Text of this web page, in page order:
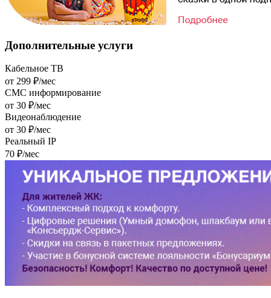
Дополнительные услуги
Кабельное ТВ
от 299 ₽/мес
СМС информирование
от 30 ₽/мес
Видеонаблюдение
от 30 ₽/мес
Реальный IP
70 ₽/мес